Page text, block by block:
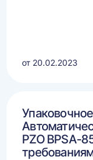
от 20.02.2023
PZO BPSA-